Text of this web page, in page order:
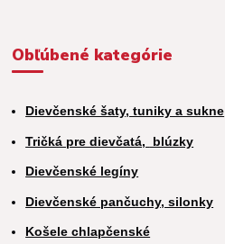
Obľúbené kategórie
Dievčenské šaty, tuniky a sukne
Tričká pre dievčatá, blúzky
Dievčenské legíny
Dievčenské pančuchy, silonky
Košele chlapčenské